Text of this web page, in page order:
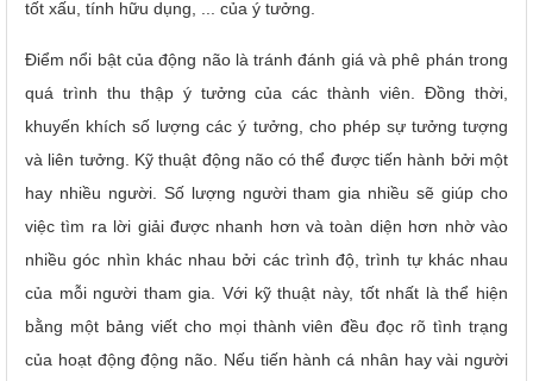
tốt xấu, tính hữu dụng, ... của ý tưởng.
Điểm nổi bật của động não là tránh đánh giá và phê phán trong
quá trình thu thập ý tưởng của các thành viên. Đồng thời,
khuyến khích số lượng các ý tưởng, cho phép sự tưởng tượng
và liên tưởng. Kỹ thuật động não có thể được tiến hành bởi một
hay nhiều người. Số lượng người tham gia nhiều sẽ giúp cho
việc tìm ra lời giải được nhanh hơn và toàn diện hơn nhờ vào
nhiều góc nhìn khác nhau bởi các trình độ, trình tự khác nhau
của mỗi người tham gia.Với kỹ thuật này, tốt nhất là thể hiện
bằng một bảng viết cho mọi thành viên đều đọc rõ tình trạng
của hoạt động động não. Nếu tiến hành cá nhân hay vài người